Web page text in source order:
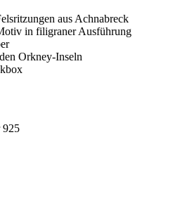
aus Achnabreck
in filigraner Ausführung
Orkney-Inseln
925